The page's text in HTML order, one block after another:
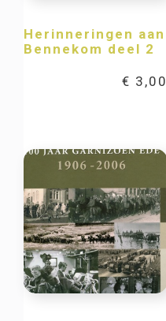
Herinneringen aan
Bennekom deel 2
€ 3,00